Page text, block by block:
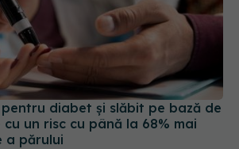
diabet și slăbit pe bază de
cu un risc cu până la 68% mai
a părului